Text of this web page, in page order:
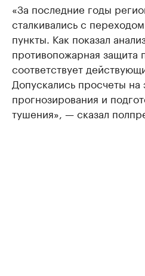
«За последние годы
сталкивались с
пункты. Как показал
противопожарная защита
соответствует
Допускались просчеты на
прогнозирования и
тушения», — сказал